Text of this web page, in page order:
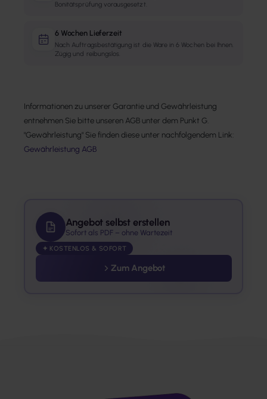
Bonitätsprüfung vorausgesetzt.
6 Wochen Lieferzeit
Nach Auftragsbestätigung ist die Ware in 6 Wochen bei Ihnen.
Zügig und reibungslos.
Informationen zu unserer Garantie und Gewährleistung
entnehmen Sie bitte unseren AGB unter dem Punkt G.
"Gewährleistung" Sie finden diese unter nachfolgendem Link:
Gewährleistung AGB
Angebot selbst erstellen
Sofort als PDF – ohne Wartezeit
✦ KOSTENLOS & SOFORT
Zum Angebot